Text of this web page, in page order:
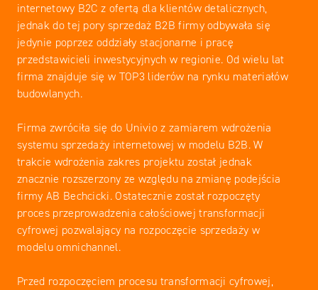
internetowy B2C z ofertą dla klientów detalicznych,
jednak do tej pory sprzedaż B2B firmy odbywała się
jedynie poprzez oddziały stacjonarne i pracę
przedstawicieli inwestycyjnych w regionie. Od wielu lat
firma znajduje się w TOP3 liderów na rynku materiałów
budowlanych.
Firma zwróciła się do Univio z zamiarem wdrożenia
systemu sprzedaży internetowej w modelu B2B. W
trakcie wdrożenia zakres projektu został jednak
znacznie rozszerzony ze względu na zmianę podejścia
firmy AB Bechcicki. Ostatecznie został rozpoczęty
proces przeprowadzenia całościowej transformacji
cyfrowej pozwalający na rozpoczęcie sprzedaży w
modelu omnichannel.
Przed rozpoczęciem procesu transformacji cyfrowej,